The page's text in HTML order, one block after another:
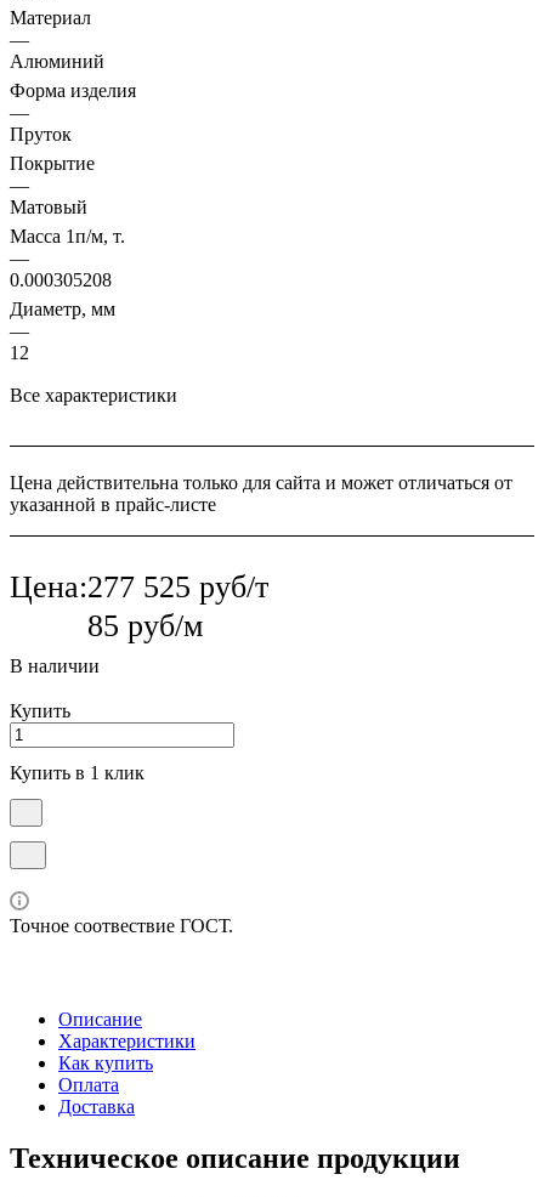
Материал
—
Алюминий
Форма изделия
—
Пруток
Покрытие
—
Матовый
Масса 1п/м, т.
—
0.000305208
Диаметр, мм
—
12
Все характеристики
Цена действительна только для сайта и может отличаться от
указанной в прайс-листе
Цена:277 525 руб/т
85 руб/м
В наличии
Купить
Купить в 1 клик
Точное соотвествие ГОСТ.
Описание
Характеристики
Как купить
Оплата
Доставка
Техническое описание продукции